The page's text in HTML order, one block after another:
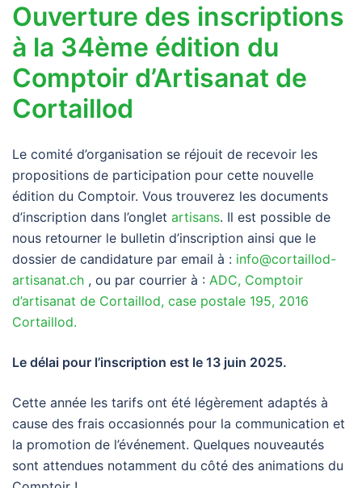
Ouverture des inscriptions
à la 34ème édition du
Comptoir d’Artisanat de
Cortaillod
Le comité d’organisation se réjouit de recevoir les
propositions de participation pour cette nouvelle
édition du Comptoir. Vous trouverez les documents
d’inscription dans l’onglet artisans. Il est possible de
nous retourner le bulletin d’inscription ainsi que le
dossier de candidature par email à : info@cortaillod-
artisanat.ch , ou par courrier à : ADC, Comptoir
d’artisanat de Cortaillod, case postale 195, 2016
Cortaillod.
Le délai pour l’inscription est le 13 juin 2025.
Cette année les tarifs ont été légèrement adaptés à
cause des frais occasionnés pour la communication et
la promotion de l’événement. Quelques nouveautés
sont attendues notamment du côté des animations du